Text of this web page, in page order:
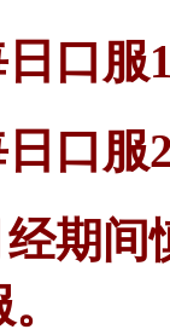
口
口服
期